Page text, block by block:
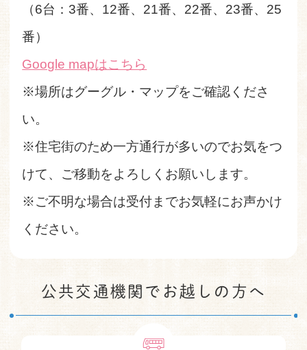
（6台：3番、12番、21番、22番、23番、25
番）
Google mapはこちら
※場所はグーグル・マップをご確認くださ
い。
※住宅街のため一方通行が多いのでお気をつ
けて、ご移動をよろしくお願いします。
※ご不明な場合は受付までお気軽にお声かけ
ください。
公共交通機関でお越しの方へ